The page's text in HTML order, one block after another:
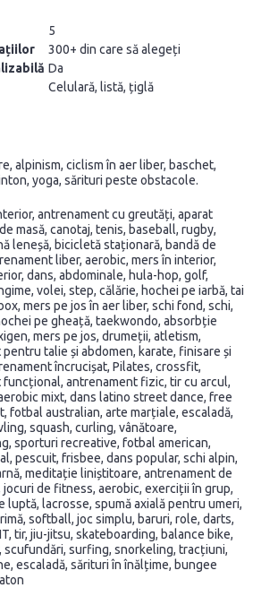
5
300+ din care să alegeți
Da
Celulară, listă, țiglă
alpinism, ciclism în aer liber, baschet,
yoga, sărituri peste obstacole.
antrenament cu greutăți, aparat
masă, canotaj, tenis, baseball, rugby,
leneșă, bicicletă staționară, bandă de
liber, aerobic, mers în interior,
dans, abdominale, hula-hop, golf,
volei, step, călărie, hochei pe iarbă, tai
mers pe jos în aer liber, schi fond, schi,
pe gheață, taekwondo, absorbție
mers pe jos, drumeții, atletism,
talie și abdomen, karate, finisare și
încrucișat, Pilates, crossfit,
antrenament fizic, tir cu arcul,
mixt, dans latino street dance, free
fotbal australian, arte marțiale, escaladă,
squash, curling, vânătoare,
sporturi recreative, fotbal american,
pescuit, frisbee, dans popular, schi alpin,
meditație liniștitoare, antrenament de
jocuri de fitness, aerobic, exerciții în grup,
luptă, lacrosse, spumă axială pentru umeri,
softball, joc simplu, baruri, role, darts,
tir, jiu-jitsu, skateboarding, balance bike,
scufundări, surfing, snorkeling, tracțiuni,
escaladă, sărituri în înălțime, bungee